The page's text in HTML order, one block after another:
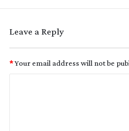
Leave a Reply
Your email address will not be
*